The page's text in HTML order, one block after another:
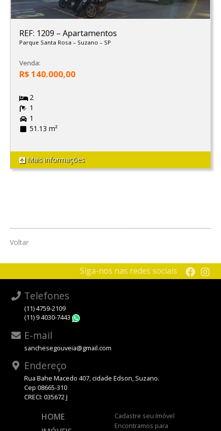
REF: 1209 – Apartamentos
Parque Santa Rosa – Suzano – SP
Venda:
R$ 140.000,00
2
1
1
51.13 m²
Mais informações
Voltar
Siga-nos nas redes sociais
Telefones
(11) 4759-2109
(11) 9 4030-7443
E-mail
sanchesegouveia@gmail.com
Endereço
Rua Bahe Macedo 407, cidade Edson, Suzano.
Cep 08665-310
CRECI: 035672 J
HOME
Cadastre seu Imóvel
Encontramos para